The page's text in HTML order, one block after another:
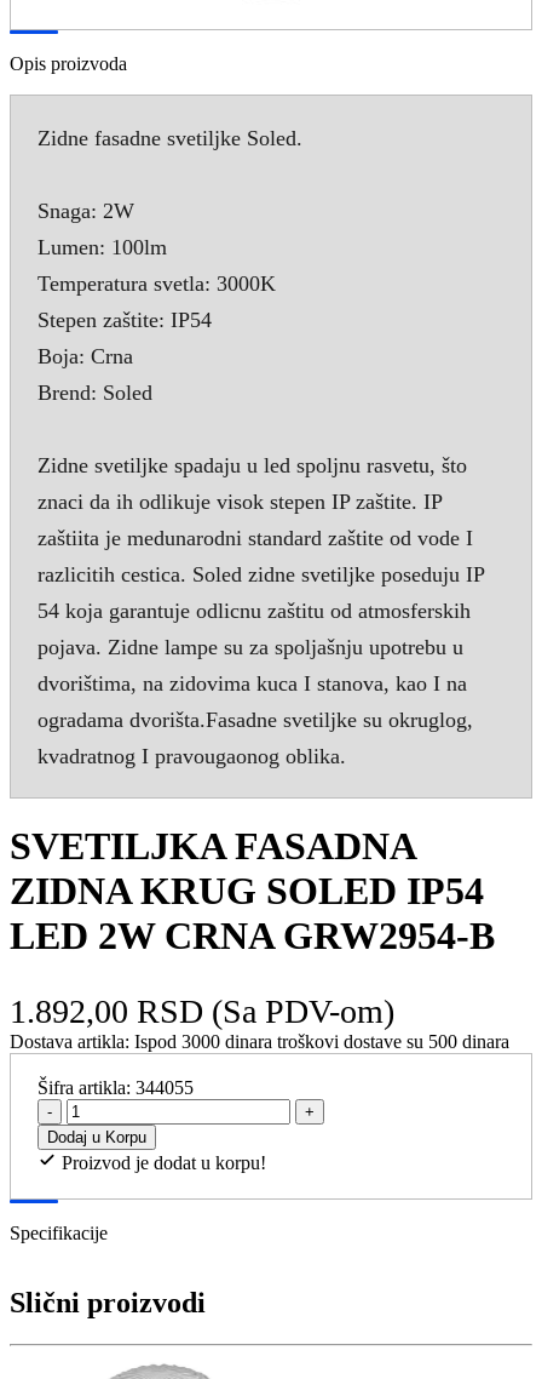
Opis proizvoda
Zidne fasadne svetiljke Soled.
Snaga: 2W
Lumen: 100lm
Temperatura svetla: 3000K
Stepen zaštite: IP54
Boja: Crna
Brend: Soled
Zidne svetiljke spadaju u led spoljnu rasvetu, što
znaci da ih odlikuje visok stepen IP zaštite. IP
zaštiita je medunarodni standard zaštite od vode I
razlicitih cestica. Soled zidne svetiljke poseduju IP
54 koja garantuje odlicnu zaštitu od atmosferskih
pojava. Zidne lampe su za spoljašnju upotrebu u
dvorištima, na zidovima kuca I stanova, kao I na
ogradama dvorišta.Fasadne svetiljke su okruglog,
kvadratnog I pravougaonog oblika.
SVETILJKA FASADNA
ZIDNA KRUG SOLED IP54
LED 2W CRNA GRW2954-B
1.892,00 RSD (Sa PDV-om)
Dostava artikla: Ispod 3000 dinara troškovi dostave su 500 dinara
Šifra artikla:344055
-
+
Dodaj u Korpu
Proizvod je dodat u korpu!
Specifikacije
Slični proizvodi